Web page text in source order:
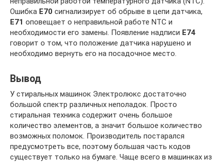
Ошибка E70 сигнализирует об обрыве в цепи датчика,
E71 оповещает о неправильной работе NTC и
необходимости его замены. Появление надписи E74
говорит о том, что положение датчика нарушено и
необходимо вернуть его на посадочное место.
Вывод
У стиральных машинок Электролюкс достаточно
большой спектр различных неполадок. Просто
стиральная техника содержит очень большое
количество элементов, а значит большое количество
возможных поломок. Производитель постарался
предусмотреть все, поэтому большая часть кодов
существует только на бумаге. Чаще всего в машинках из